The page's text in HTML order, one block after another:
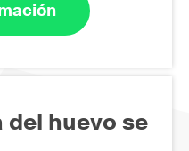
del huevo se